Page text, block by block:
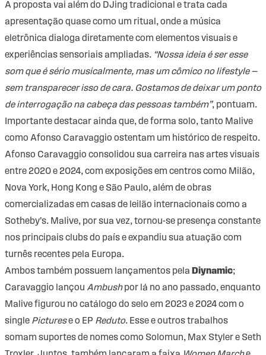
A proposta vai além do DJing tradicional e trata cada
apresentação quase como um ritual, onde a música
eletrônica dialoga diretamente com elementos visuais e
experiências sensoriais ampliadas. “Nossa ideia é ser esse
som que é sério musicalmente, mas um cômico no lifestyle —
sem transparecer isso de cara. Gostamos de deixar um ponto
de interrogação na cabeça das pessoas também”, pontuam.
Importante destacar ainda que, de forma solo, tanto Malive
como Afonso Caravaggio ostentam um histórico de respeito.
Afonso Caravaggio consolidou sua carreira nas artes visuais
entre 2020 e 2024, com exposições em centros como Milão,
Nova York, Hong Kong e São Paulo, além de obras
comercializadas em casas de leilão internacionais como a
Sotheby’s. Malive, por sua vez, tornou-se presença constante
nos principais clubs do país e expandiu sua atuação com
turnês recentes pela Europa.
Ambos também possuem lançamentos pela Diynamic;
Caravaggio lançou Ambushpor lá no ano passado, enquanto
Malive figurou no catálogo do selo em 2023 e 2024 com o
single Picturese o EP Reduto. Esse e outros trabalhos
somam suportes de nomes como Solomun, Max Styler e Seth